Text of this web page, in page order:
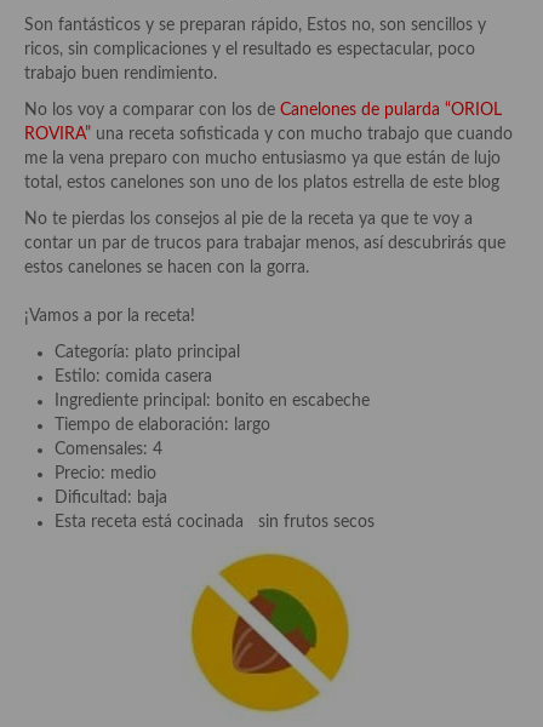
Protocolo y buenas maneras.
Ocio – restaurantes, bares, tabernas
Viajes eno-gastro-turísticos
En El Candelero
Las opiniones de la «Cocinera»
Prensa
Recetas
Acompañamientos
Airfryer recetas
Aderezos, salsas, vinagretas, especias, hierbas aromáticas o
aditivos
Especias, mezclas de especias
Son fantásticos y se preparan rápido, Estos no, son sencillos y
ricos, sin complicaciones y el resultado es espectacular, poco
trabajo buen rendimiento.
No los voy a comparar con los de Canelones de pularda “ORIOL
ROVIRA” una receta sofisticada y con mucho trabajo que cuando
me la vena preparo con mucho entusiasmo ya que están de lujo
total, estos canelones son uno de los platos estrella de este blog
No te pierdas los consejos al pie de la receta ya que te voy a
contar un par de trucos para trabajar menos, así descubrirás que
estos canelones se hacen con la gorra.
¡Vamos a por la receta!
Categoría: plato principal
Estilo: comida casera
Ingrediente principal: bonito en escabeche
Tiempo de elaboración: largo
Comensales: 4
Precio: medio
Dificultad: baja
Esta receta está cocinada sin frutos secos